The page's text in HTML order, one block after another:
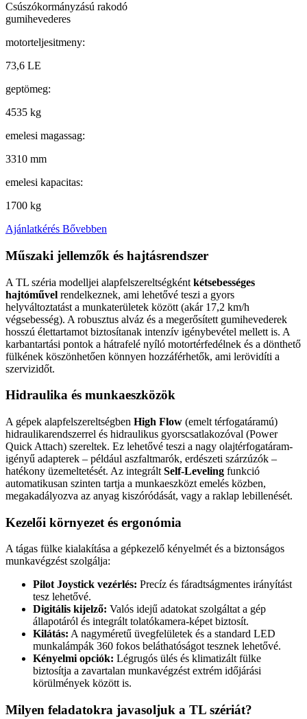
Csúszókormányzású rakodó
gumihevederes
motorteljesitmeny:
73,6 LE
geptömeg:
4535 kg
emelesi magassag:
3310 mm
emelesi kapacitas:
1700 kg
Ajánlatkérés Bővebben
Műszaki jellemzők és hajtásrendszer
A TL széria modelljei alapfelszereltségként kétsebességes
hajtóművel rendelkeznek, ami lehetővé teszi a gyors
helyváltoztatást a munkaterületek között (akár 17,2 km/h
végsebesség). A robusztus alváz és a megerősített gumihevederek
hosszú élettartamot biztosítanak intenzív igénybevétel mellett is. A
karbantartási pontok a hátrafelé nyíló motortérfedélnek és a dönthető
fülkének köszönhetően könnyen hozzáférhetők, ami lerövidíti a
szervizidőt.
Hidraulika és munkaeszközök
A gépek alapfelszereltségben High Flow (emelt térfogatáramú)
hidraulikarendszerrel és hidraulikus gyorscsatlakozóval (Power
Quick Attach) szereltek. Ez lehetővé teszi a nagy olajtérfogatáram-
igényű adapterek – például aszfaltmarók, erdészeti szárzúzók –
hatékony üzemeltetését. Az integrált Self-Leveling funkció
automatikusan szinten tartja a munkaeszközt emelés közben,
megakadályozva az anyag kiszóródását, vagy a raklap lebillenését.
Kezelői környezet és ergonómia
A tágas fülke kialakítása a gépkezelő kényelmét és a biztonságos
munkavégzést szolgálja:
Pilot Joystick vezérlés: Precíz és fáradtságmentes irányítást
tesz lehetővé.
Digitális kijelző: Valós idejű adatokat szolgáltat a gép
állapotáról és integrált tolatókamera-képet biztosít.
Kilátás: A nagyméretű üvegfelületek és a standard LED
munkalámpák 360 fokos beláthatóságot tesznek lehetővé.
Kényelmi opciók: Légrugós ülés és klimatizált fülke
biztosítja a zavartalan munkavégzést extrém időjárási
körülmények között is.
Milyen feladatokra javasoljuk a TL szériát?